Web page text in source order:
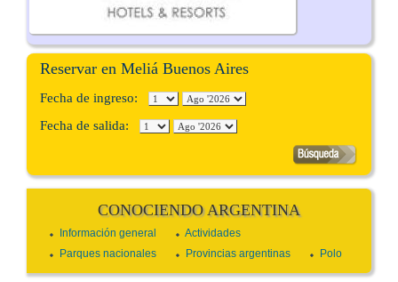
Reservar en Meliá Buenos Aires
Fecha de ingreso:
Fecha de salida:
CONOCIENDO ARGENTINA
Información general
Actividades
Parques nacionales
Provincias argentinas Polo